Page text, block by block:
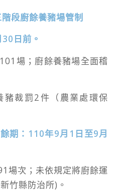
段廚餘養豬場管制
日前。
場；廚餘養豬場全面稽
豬裁罰2件（農業處環保
期：110年9月1日至9月
場次；未依規定將廚餘運
竹縣防治所)。